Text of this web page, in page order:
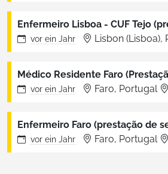
vor ein Jahr Lisbon (Lisboa),
Médico Residente Faro
vor ein Jahr Faro, Portugal
Enfermeiro Faro (prestação de
vor ein Jahr Faro, Portugal